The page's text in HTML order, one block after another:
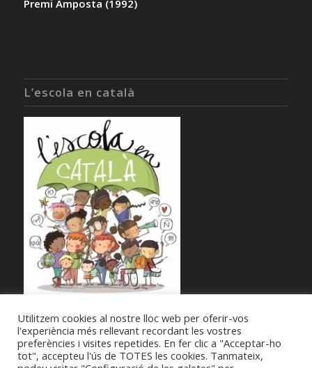
Premi Amposta (1992)
L’escola en català
Utilitzem cookies al nostre lloc web per oferir-vos
l'experiència més rellevant recordant les vostres
preferències i visites repetides. En fer clic a "Acceptar-ho
tot", accepteu l'ús de TOTES les cookies. Tanmateix,